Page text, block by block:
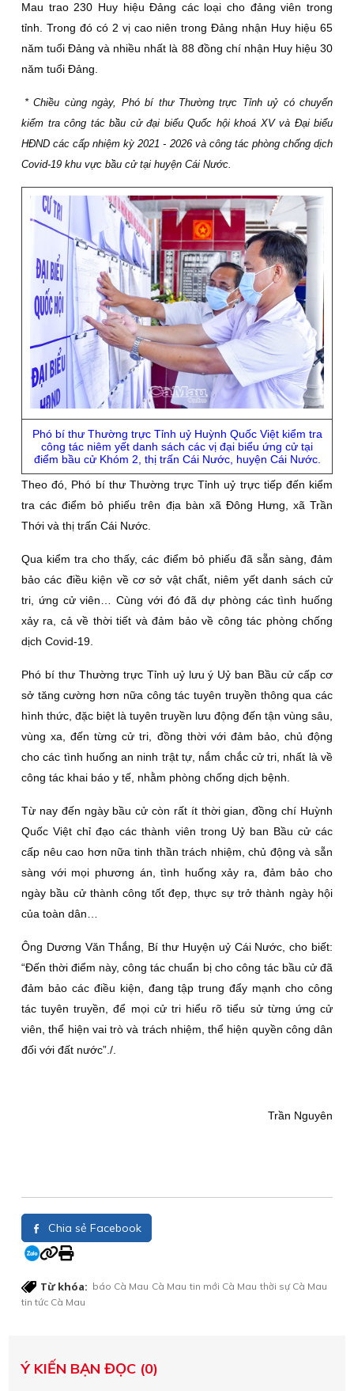
Mau trao 230 Huy hiệu Đảng các loại cho đảng viên trong
tỉnh. Trong đó có 2 vị cao niên trong Đảng nhận Huy hiệu 65
năm tuổi Đảng và nhiều nhất là 88 đồng chí nhận Huy hiệu 30
năm tuổi Đảng.
* Chiều cùng ngày, Phó bí thư Thường trực Tỉnh uỷ có chuyến
kiểm tra công tác bầu cử đại biểu Quốc hội khoá XV và Đại biểu
HĐND các cấp nhiệm kỳ 2021 - 2026 và công tác phòng chống dịch
Covid-19 khu vực bầu cử tại huyện Cái Nước.
Phó bí thư Thường trực Tỉnh uỷ Huỳnh Quốc Việt kiểm tra
công tác niêm yết danh sách các vị đại biểu ứng cử tại
điểm bầu cử Khóm 2, thị trấn Cái Nước, huyện Cái Nước.
Theo đó, Phó bí thư Thường trực Tỉnh uỷ trực tiếp đến kiểm
tra các điểm bỏ phiếu trên địa bàn xã Đông Hưng, xã Trần
Thới và thị trấn Cái Nước.
Qua kiểm tra cho thấy, các điểm bỏ phiếu đã sẵn sàng, đảm
bảo các điều kiện về cơ sở vật chất, niêm yết danh sách cử
tri, ứng cử viên… Cùng với đó đã dự phòng các tình huống
xảy ra, cả về thời tiết và đảm bảo về công tác phòng chống
dịch Covid-19.
Phó bí thư Thường trực Tỉnh uỷ lưu ý Uỷ ban Bầu cử cấp cơ
sở tăng cường hơn nữa công tác tuyên truyền thông qua các
hình thức, đặc biệt là tuyên truyền lưu động đến tận vùng sâu,
vùng xa, đến từng cử tri, đồng thời với đảm bảo, chủ động
cho các tình huống an ninh trật tự, nắm chắc cử tri, nhất là về
công tác khai báo y tế, nhằm phòng chống dịch bệnh.
Từ nay đến ngày bầu cử còn rất ít thời gian, đồng chí Huỳnh
Quốc Việt chỉ đạo các thành viên trong Uỷ ban Bầu cử các
cấp nêu cao hơn nữa tinh thần trách nhiệm, chủ động và sẵn
sàng với mọi phương án, tình huống xảy ra, đảm bảo cho
ngày bầu cử thành công tốt đẹp, thực sự trở thành ngày hội
của toàn dân…
Ông Dương Văn Thắng, Bí thư Huyện uỷ Cái Nước, cho biết:
“Đến thời điểm này, công tác chuẩn bị cho công tác bầu cử đã
đảm bảo các điều kiện, đang tập trung đẩy mạnh cho công
tác tuyên truyền, để mọi cử tri hiểu rõ tiểu sử từng ứng cử
viên, thể hiện vai trò và trách nhiệm, thể hiện quyền công dân
đối với đất nước”./.
Trần Nguyên
Chia sẻ Facebook
Từ khóa: báo Cà Mau Cà Mau tin mới Cà Mau thời sự Cà Mau
tin tức Cà Mau
Ý KIẾN BẠN ĐỌC (0)